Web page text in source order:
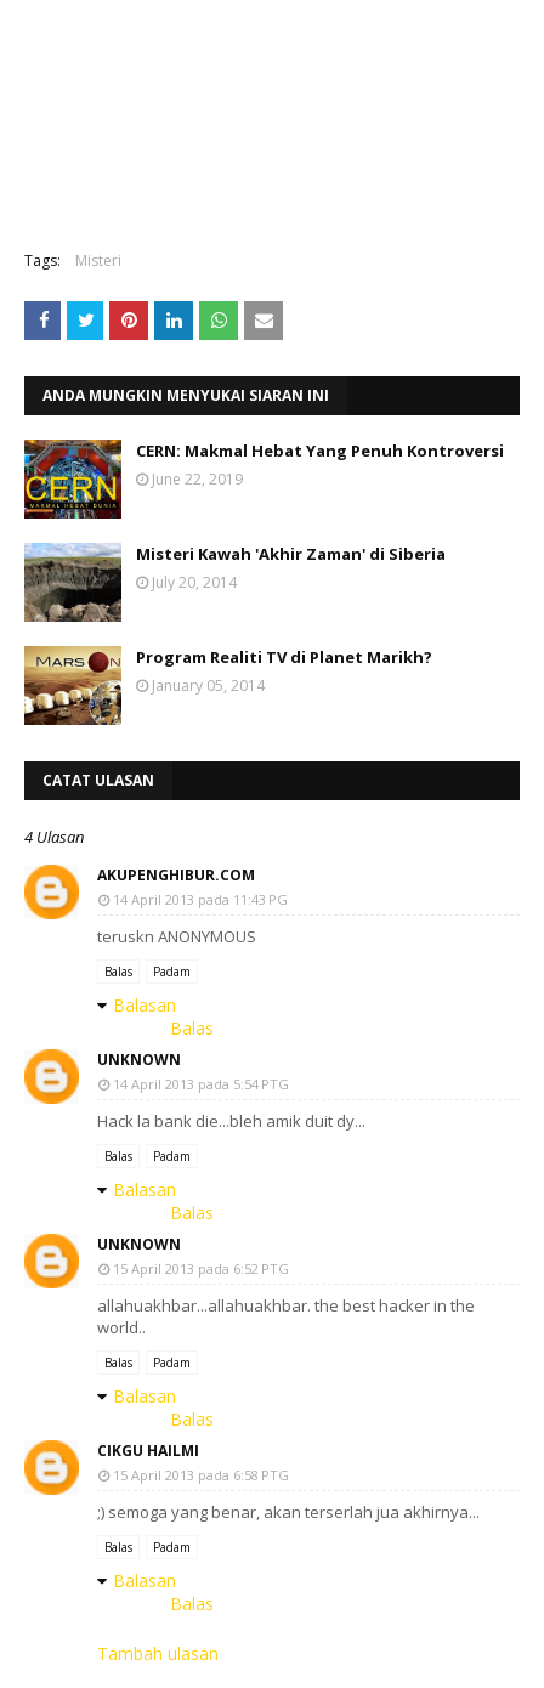
Tags: Misteri
ANDA MUNGKIN MENYUKAI SIARAN INI
CERN: Makmal Hebat Yang Penuh Kontroversi
June 22, 2019
Misteri Kawah 'Akhir Zaman' di Siberia
July 20, 2014
Program Realiti TV di Planet Marikh?
January 05, 2014
CATAT ULASAN
4 Ulasan
AKUPENGHIBUR.COM
14 April 2013 pada 11:43 PG
teruskn ANONYMOUS
Balas Padam
Balasan
Balas
UNKNOWN
14 April 2013 pada 5:54 PTG
Hack la bank die...bleh amik duit dy...
Balas Padam
Balasan
Balas
UNKNOWN
15 April 2013 pada 6:52 PTG
allahuakhbar...allahuakhbar. the best hacker in the
world..
Balas Padam
Balasan
Balas
CIKGU HAILMI
15 April 2013 pada 6:58 PTG
;) semoga yang benar, akan terserlah jua akhirnya...
Balas Padam
Balasan
Balas
Tambah ulasan